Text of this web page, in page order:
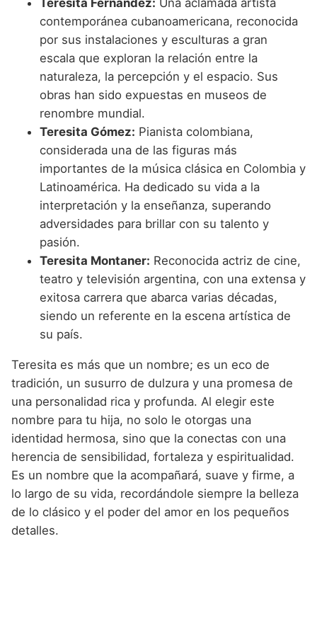
contemporánea cubanoamericana, reconocida
por sus instalaciones y esculturas a gran
escala que exploran la relación entre la
naturaleza, la percepción y el espacio. Sus
obras han sido expuestas en museos de
renombre mundial.
Teresita Gómez: Pianista colombiana,
considerada una de las figuras más
importantes de la música clásica en Colombia y
Latinoamérica. Ha dedicado su vida a la
interpretación y la enseñanza, superando
adversidades para brillar con su talento y
pasión.
Teresita Montaner: Reconocida actriz de cine,
teatro y televisión argentina, con una extensa y
exitosa carrera que abarca varias décadas,
siendo un referente en la escena artística de
su país.
Teresita es más que un nombre; es un eco de
tradición, un susurro de dulzura y una promesa de
una personalidad rica y profunda. Al elegir este
nombre para tu hija, no solo le otorgas una
identidad hermosa, sino que la conectas con una
herencia de sensibilidad, fortaleza y espiritualidad.
Es un nombre que la acompañará, suave y firme, a
lo largo de su vida, recordándole siempre la belleza
de lo clásico y el poder del amor en los pequeños
detalles.